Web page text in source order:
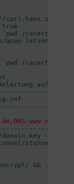
ca/
cacert.pem
qnap-
cacert.pem
auf
domain.key -
&& ./